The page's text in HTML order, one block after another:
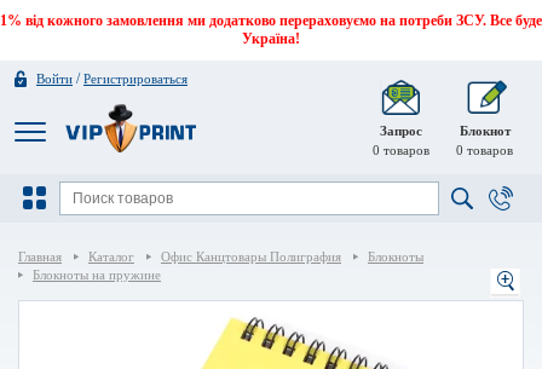
1% від кожного замовлення ми додатково перераховуємо на потреби ЗСУ. Все буде
Україна!
Войти /Регистрироваться
Запрос
0 товаров
Блокнот
0 товаров
Главная Каталог Офис Канцтовары Полиграфия
Блокноты
Блокноты на пружине